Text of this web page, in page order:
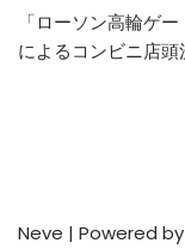
「ローソン高輪ゲ
によるコンビニ店
Neve | Powered by